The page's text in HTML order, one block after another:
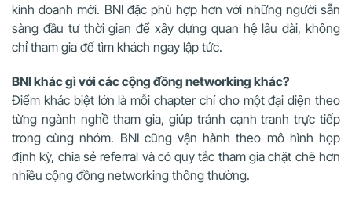
kinh doanh mới. BNI đặc phù hợp hơn với những người sẵn
sàng đầu tư thời gian để xây dựng quan hệ lâu dài, không
chỉ tham gia để tìm khách ngay lập tức.
BNI khác gì với các cộng đồng networking khác?
Điểm khác biệt lớn là mỗi chapter chỉ cho một đại diện theo
từng ngành nghề tham gia, giúp tránh cạnh tranh trực tiếp
trong cùng nhóm. BNI cũng vận hành theo mô hình họp
định kỳ, chia sẻ referral và có quy tắc tham gia chặt chẽ hơn
nhiều cộng đồng networking thông thường.